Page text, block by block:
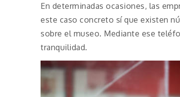
En determinadas ocasiones, las
este caso concreto sí que existen
sobre el museo. Mediante ese
tranquilidad.